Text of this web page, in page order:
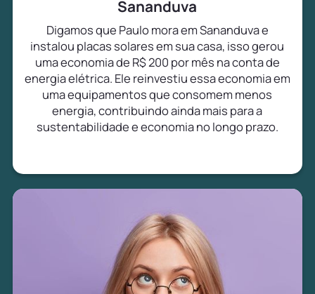
Sananduva
Digamos que Paulo mora em Sananduva e
instalou placas solares em sua casa, isso gerou
uma economia de R$ 200 por mês na conta de
energia elétrica. Ele reinvestiu essa economia em
uma equipamentos que consomem menos
energia, contribuindo ainda mais para a
sustentabilidade e economia no longo prazo.